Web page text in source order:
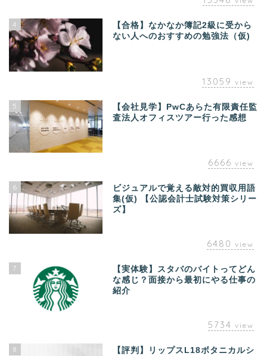
4
【合格】なかなか簿記2級に受から
ない人へのおすすめの勉強法（仮)
13059 view
5
【会社見学】PwCあらた有限責任監
査法人オフィスツアー行った感想
6666 view
6
ビジュアルで覚える敵対的買収用語
集(仮) 【公認会計士試験対策シリー
ズ】
6480 view
7
【実体験】スタバのバイトってどん
な感じ？面接から最初にやる仕事の
紹介
5734 view
8
【評判】リップスL18ボタニカルシ